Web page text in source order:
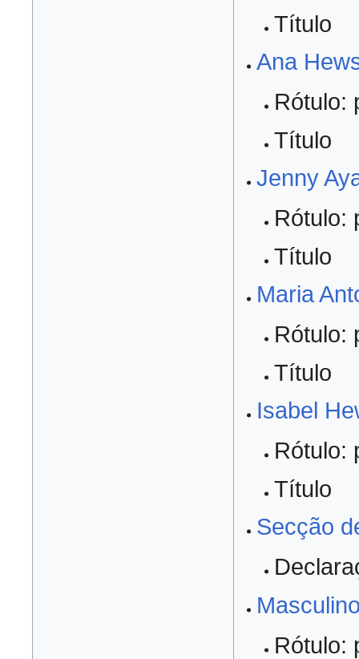
Título
Ana
Rótulo:
Título
Jenny
Rótulo:
Título
Maria
Rótulo:
Título
Isabel
Rótulo:
Título
Secção
Rótulo: